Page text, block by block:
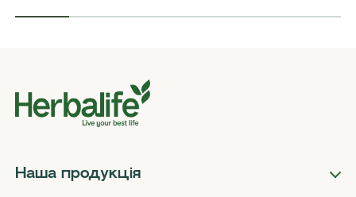
Наша продукція